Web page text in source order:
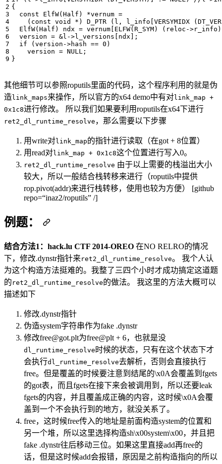
{
const
ElfW( Half ) *vernum =
( const void * ) D_PTR ( l , l_info VERSYMIDX (
ElfW( Half ) ndx = vernum ELFW( R_SYM) ( reloc ->r_info
version = &l ->l_versions ndx ];
if
( version ->hash == 0 )
version = NULL ;
}
其他细节可以参照roputils里面的代码，这个程序利用的就是伪
造link_maps来操作，所以官方的x64 demo中有对link_map +
0x1c8进行修改。 所以我们如果要利用roputils在x64下进行
ret2_dl_runtime_resolve ，那么需要以下步骤
用write对link_map的指针进行读取（在got + 8位置）
用read对link_map + 0x1c8这个位置进行写入0。
ret2_dl_runtime_resolve 由于以上需要的栈溢出大小
较大，所以一般结合栈转移来进行（roputils中提供
rop.pivot(addr)来进行栈转移，使用也较为方便） [github
repo=“inaz2/roputils” /]
例题：
结合方法1：hack.lu CTF 2014-OREO 在NO RELRO的情况
下，修改.dynstr指针来ret2_dl_runtime_resolve。 我个人认
为这个构造方法挺难的。我整了三四个小时才成功搞定这道题
的 ret2_dl_runtime_resolve的做法。 我这里的方法大概可以
描述如下
修改.dynstr指针
伪造system字符串作为fake .dynstr
修改free@got.plt为free@plt + 6，也就是没
dl_runtime_resolve 时候的状态，只有在这个状态下才
会执行dl_runtime_resolve去解析，否则会直接执行
free。但是覆盖的时候要注意到结尾的\x0A会覆盖到fgets
的got表，而且fgets在接下来会被调用到，所以还要leak
fgets的内容，并且覆盖成正确的内容，这时候\x0A会覆
盖到一个不会执行到的地方，就没关系了。
free，这时候free传入的地址是前面构造system的位置和
另一个堆，所以这里选择构造sh\x00system\x00，并且把
fake .dynstr往后移动三位。如果这里直接add再free的
话，但是这时候add会报错，原因是之前构造指向的所以